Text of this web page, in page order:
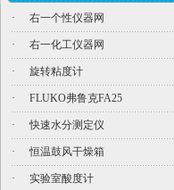
· 右一个性仪器网
· 右一化工仪器网
· 旋转粘度计
· FLUKO弗鲁克FA25
· 快速水分测定仪
· 恒温鼓风干燥箱
· 实验室酸度计